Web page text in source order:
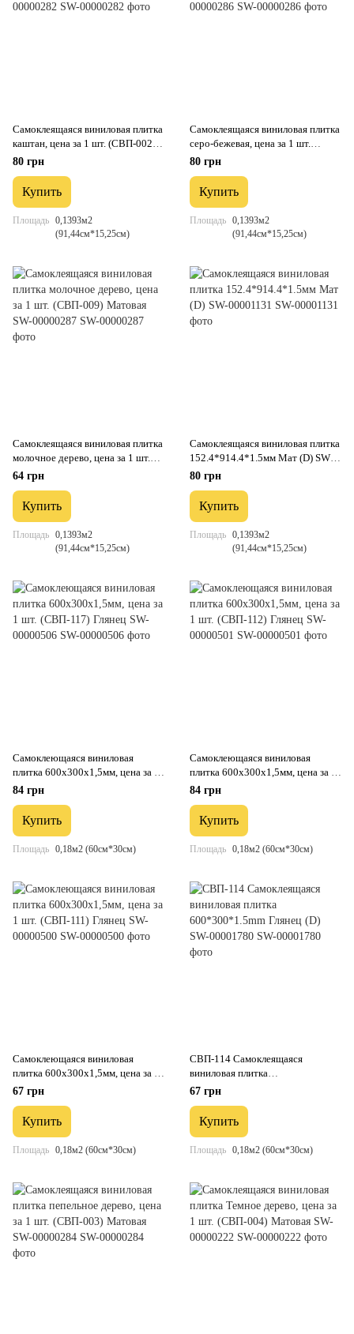
Самоклеящаяся виниловая плитка
каштан, цена за 1 шт. (СВП-002)
Матовая SW-00000282
80 грн
Купить
Площадь 0,1393м2
(91,44см*15,25см)
Самоклеящаяся виниловая плитка
серо-бежевая, цена за 1 шт.
(СВП-008) Матовая SW-
80 грн
Купить
Площадь 0,1393м2
(91,44см*15,25см)
Самоклеящаяся виниловая плитка
молочное дерево, цена за 1 шт.
(СВП-009) Матовая SW-
64 грн
Купить
Площадь 0,1393м2
(91,44см*15,25см)
Самоклеящаяся виниловая плитка
152.4*914.4*1.5мм Мат (D) SW-
00001131
80 грн
Купить
Площадь 0,1393м2
(91,44см*15,25см)
Самоклеющаяся виниловая
плитка 600х300х1,5мм, цена за 1
шт. (СВП-117) Глянец SW-
84 грн
Купить
Площадь 0,18м2 (60см*30см)
Самоклеющаяся виниловая
плитка 600х300х1,5мм, цена за 1
шт. (СВП-112) Глянец SW-
84 грн
Купить
Площадь 0,18м2 (60см*30см)
Самоклеющаяся виниловая
плитка 600х300х1,5мм, цена за 1
шт. (СВП-111) Глянец SW-
67 грн
Купить
Площадь 0,18м2 (60см*30см)
СВП-114 Самоклеящаяся
виниловая плитка
600*300*1.5mm Глянец (D) SW-
67 грн
Купить
Площадь 0,18м2 (60см*30см)